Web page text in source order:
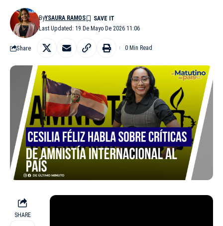
Last Updated: 19 De Mayo De 2026 11:06
ByYSAURA RAMOS
Share 0 Min Read
SHARE